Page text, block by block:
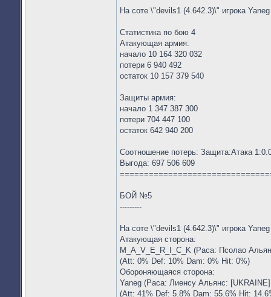
На соте \"devils1 (4.642.3)\" игрока
Статистика по бою 4
Атакующая армия:
начало 10 164 320 032
потери 6 940 492
остаток 10 157 379 540
Защиты армия:
начало 1 347 387 300
потери 704 447 100
остаток 642 940 200
Соотношение потерь: Защита:Атака
Выгода: 697 506 609
БОЙ №5
---------
На соте \"devils1 (4.642.3)\" игрока
Атакующая сторона:
M_A_V_E_R_I_C_K (Раса: Псолао
(Att: 0% Def: 10% Dam: 0% Hit: 0%)
Обороняющаяся сторона:
Yaneg (Раса: Лиенсу Альянс:
(Att: 41% Def: 5.8% Dam: 55.6% Hit: